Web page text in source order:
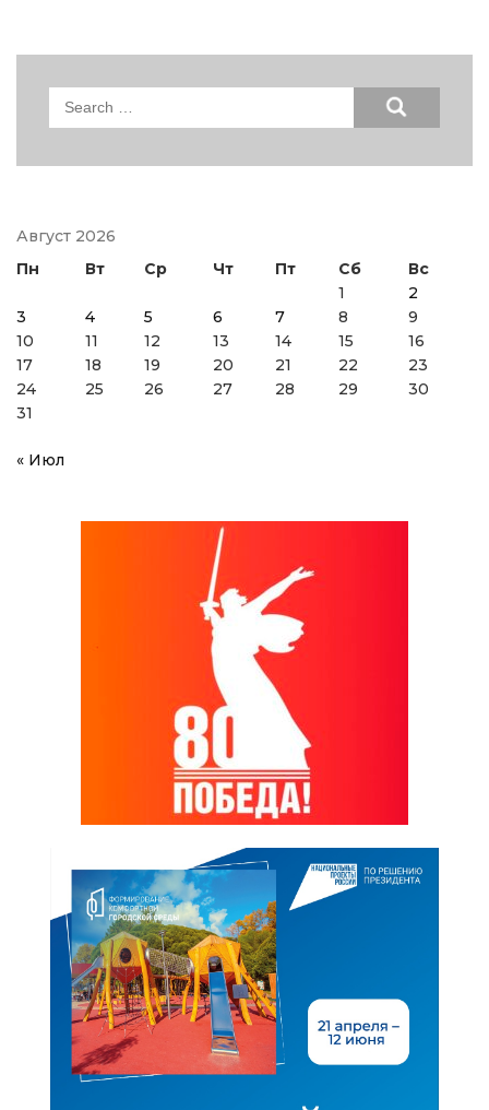
Search
Август 2026
Пн
Вт Ср Чт Пт Сб
Вс
1
2
3
4 5 6 7 8
9
10
11 12 13 14 15
16
17
18 19 20 21 22
23
24
25 26 27 28 29
30
31
« Июл